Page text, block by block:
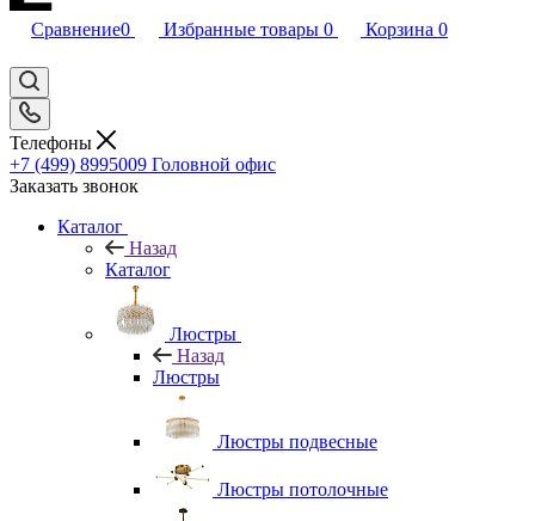
Сравнение0 Избранные товары 0 Корзина 0
Телефоны
+7 (499) 8995009 Головной офис
Заказать звонок
Каталог
Назад
Каталог
Люстры
Назад
Люстры
Люстры подвесные
Люстры потолочные